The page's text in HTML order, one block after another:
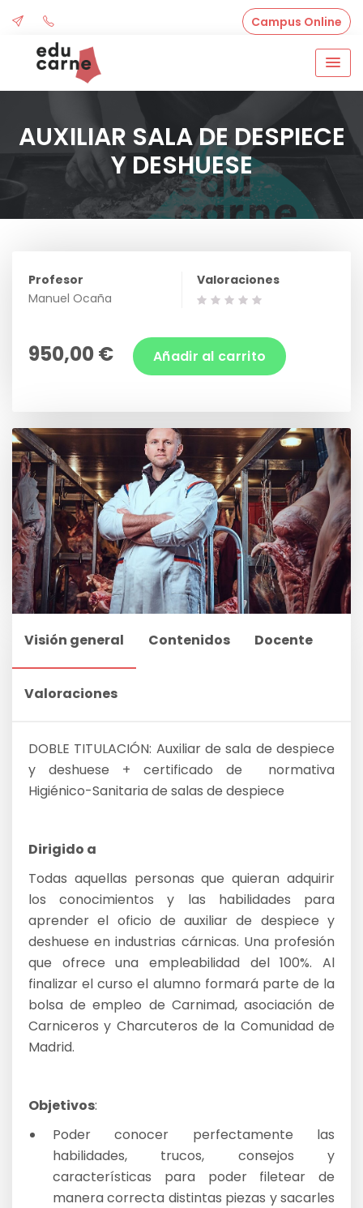
content
Campus Online
AUXILIAR SALA DE DESPIECE
Y DESHUESE
Profesor
Manuel Ocaña
Valoraciones
950,00 € Añadir al carrito
Visión general Contenidos Docente
Valoraciones
DOBLE TITULACIÓN: Auxiliar de sala de despiece
y deshuese + certificado de normativa
Higiénico-Sanitaria de salas de despiece
Dirigido a
Todas aquellas personas que quieran adquirir
los conocimientos y las habilidades para
aprender el oficio de auxiliar de despiece y
deshuese en industrias cárnicas. Una profesión
que ofrece una empleabilidad del 100%. Al
finalizar el curso el alumno formará parte de la
bolsa de empleo de Carnimad, asociación de
Carniceros y Charcuteros de la Comunidad de
Madrid.
Objetivos:
Poder conocer perfectamente las
habilidades, trucos, consejos y
características para poder filetear de
manera correcta distintas piezas y sacarles